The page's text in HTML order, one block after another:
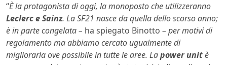
“È la protagonista di oggi, la monoposto che utilizzeranno
Leclerc e Sainz. La SF21 nasce da quella dello scorso anno;
è in parte congelata – ha spiegato Binotto – per motivi di
regolamento ma abbiamo cercato ugualmente di
migliorarla ove possibile in tutte le aree. Lapower unitè